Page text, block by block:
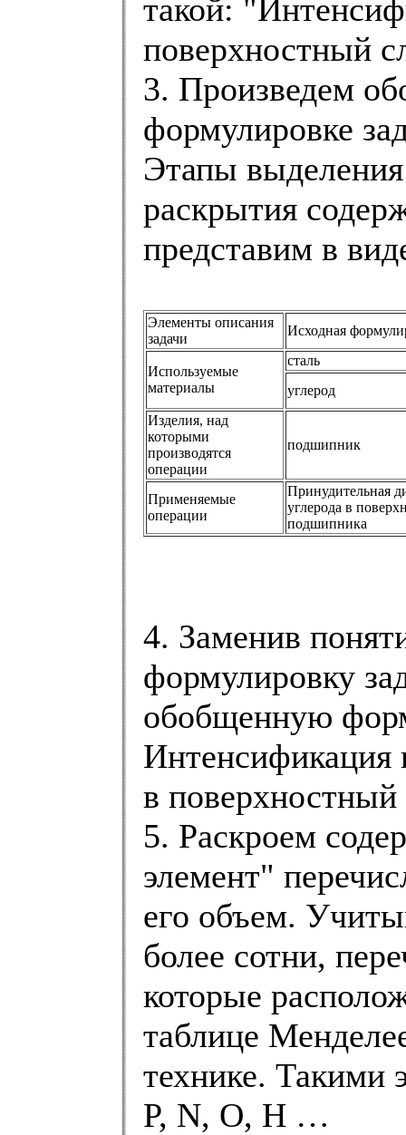
такой:
поверхностный
3. Произведем
формулировке
Этапы
раскрытия
представим в
Элементы описания
задачи
Исходная
Используемые
материалы
сталь
углерод
Изделия, над
которыми
производятся
операции
подшипник
Применяемые
операции
Принудительная
углерода в
подшипника
4. Заменив
формулировку
обобщенную
Интенсификация
в поверхностный
5. Раскроем
элемент"
его объем.
более сотни,
которые
таблице
технике. Такими
P, N, O, H …